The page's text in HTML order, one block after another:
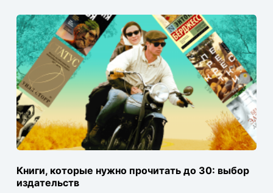
Книги, которые нужно прочитать до 30: выбор
издательств